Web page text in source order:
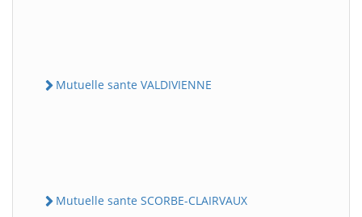
Mutuelle sante VALDIVIENNE
Mutuelle sante SCORBE-CLAIRVAUX